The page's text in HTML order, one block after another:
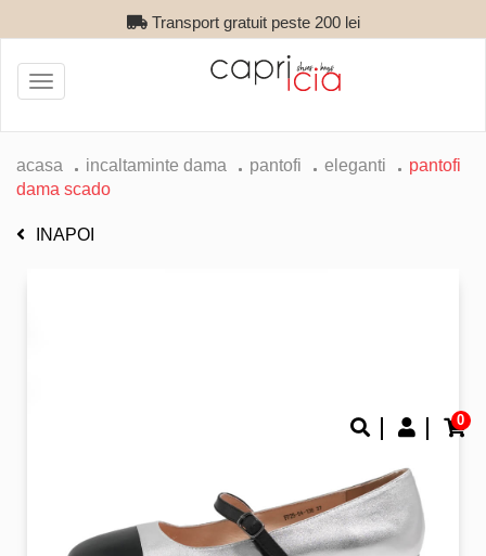
Transport gratuit peste 200 lei
0
Toggle
navigation
acasa incaltaminte dama pantofi eleganti
pantofi
dama scado
INAPOI